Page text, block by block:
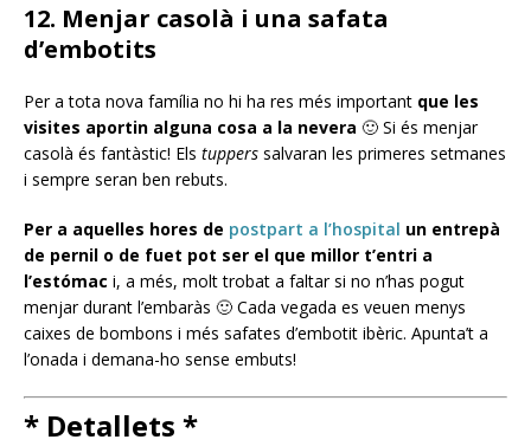
12. Menjar casolà i una safata
d’embotits
Per a tota nova família no hi ha res més important que les
visites aportin alguna cosa a la nevera 🙂 Si és menjar
casolà és fantàstic! Els tuppers salvaran les primeres setmanes
i sempre seran ben rebuts.
Per a aquelles hores de postpart a l’hospital un entrepà
de pernil o de fuet pot ser el que millor t’entri a
l’estómac i, a més, molt trobat a faltar si no n’has pogut
menjar durant l’embaràs 🙂 Cada vegada es veuen menys
caixes de bombons i més safates d’embotit ibèric. Apunta’t a
l’onada i demana-ho sense embuts!
* Detallets *